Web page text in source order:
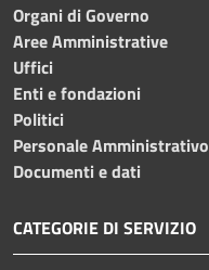
Organi di Governo
Aree Amministrative
Uffici
Enti e fondazioni
Politici
Personale Amministrativo
Documenti e dati
CATEGORIE DI SERVIZIO